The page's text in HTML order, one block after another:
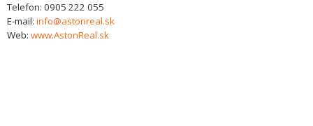
Telefon: 0905 222 055
E-mail: info@astonreal.sk
Web: www.AstonReal.sk